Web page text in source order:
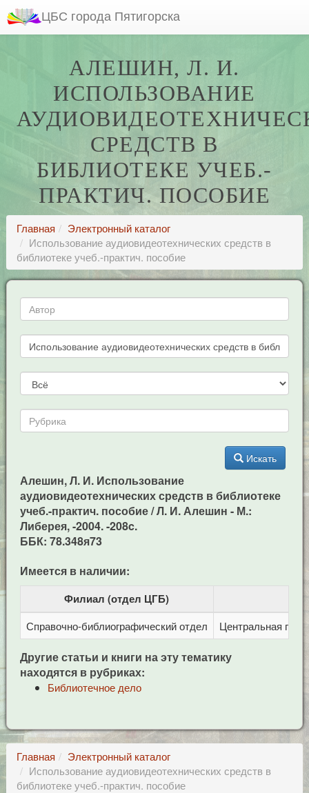
ЦБС города Пятигорска
АЛЕШИН, Л. И.
ИСПОЛЬЗОВАНИЕ
СРЕДСТВ В
БИБЛИОТЕКЕ УЧЕБ.-
ПРАКТИЧ. ПОСОБИЕ
Главная
Электронный каталог
Использование аудиовидеотехнических средств в
библиотеке учеб.-практич. пособие
Искать
Алешин, Л. И. Использование
аудиовидеотехнических средств в библиотеке
учеб.-практич. пособие / Л. И. Алешин - М.:
Либерея, -2004. -208c.
ББК: 78.348я73
Имеется в наличии:
Филиал (отдел ЦГБ)
Справочно-библиографический отдел Центральная
Другие статьи и книги на эту тематику
находятся в рубриках:
Библиотечное дело
Главная
Электронный каталог
Использование аудиовидеотехнических средств в
библиотеке учеб.-практич. пособие